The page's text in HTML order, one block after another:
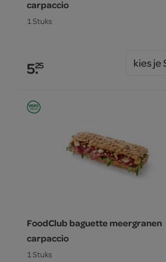
carpaccio
1 Stuks
5.25 kies je
FoodClub baguette meergranen
carpaccio
1 Stuks